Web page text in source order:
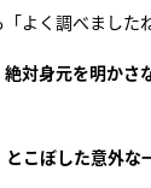
よく調べました
絶対身元を明かさ
こぼした意外